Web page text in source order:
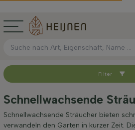
Sortieren nach
Verfügbar
Filter
Schnellwachsende
Schnellwachsende Sträucher bieten
verwandeln den Garten in kurzer Zeit.